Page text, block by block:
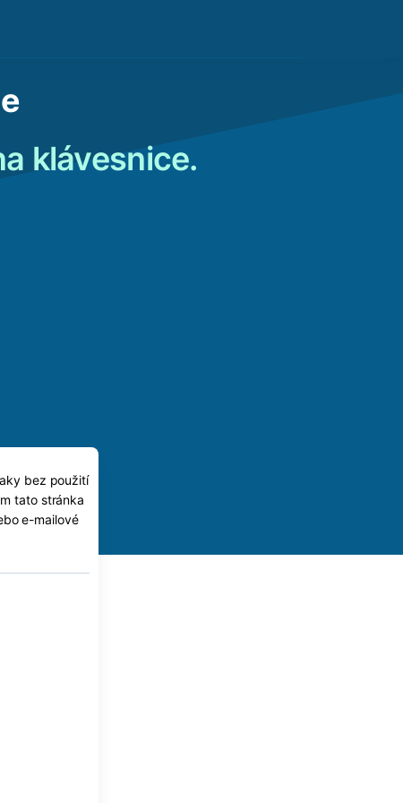
klávesnice.
bez použití
tato stránka
e-mailové